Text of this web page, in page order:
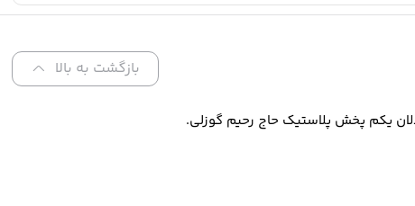
بازگشت به بالا
یکم پخش پلاستیک حاج رحیم گوزلی.